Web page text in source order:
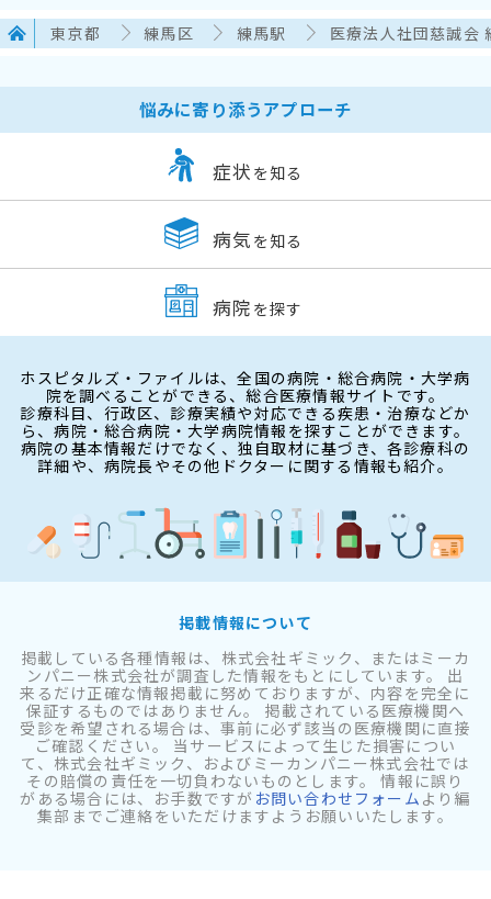
東京都 練馬区 練馬駅 医療法人社団慈誠会
悩みに寄り添うアプローチ
症状 を知る
病気 を知る
病院 を探す
ホスピタルズ・ファイルは、全国の病院・総合病院・大学病
院を調べることができる、総合医療情報サイトです。
診療科目、行政区、診療実績や対応できる疾患・治療などか
ら、病院・総合病院・大学病院情報を探すことができます。
病院の基本情報だけでなく、独自取材に基づき、各診療科の
詳細や、病院長やその他ドクターに関する情報も紹介。
掲載情報について
掲載している各種情報は、株式会社ギミック、またはミーカ
ンパニー株式会社が調査した情報をもとにしています。 出
来るだけ正確な情報掲載に努めておりますが、内容を完全に
保証するものではありません。 掲載されている医療機関へ
受診を希望される場合は、事前に必ず該当の医療機関に直接
ご確認ください。 当サービスによって生じた損害につい
て、株式会社ギミック、およびミーカンパニー株式会社では
その賠償の責任を一切負わないものとします。 情報に誤り
がある場合には、お手数ですが お問い合わせフォーム より編
集部までご連絡をいただけますようお願いいたします。